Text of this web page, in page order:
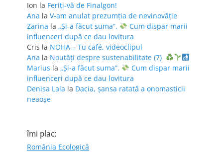
Ion la Feriţi-vă de Finalgon!
Ana la V-am anulat prezumția de nevinovăție
Zarina la „Și-a făcut suma”.
Cum dispar marii
influenceri după ce dau lovitura
Cris la NOHA – Tu café, videoclipul
Ana la Noutăți despre sustenabilitate (7)
Marius la „Și-a făcut suma”.
Cum dispar marii
influenceri după ce dau lovitura
Denisa Lala la Dacia, șansa ratată a onomasticii
neaoșe
îmi plac:
România Ecologică